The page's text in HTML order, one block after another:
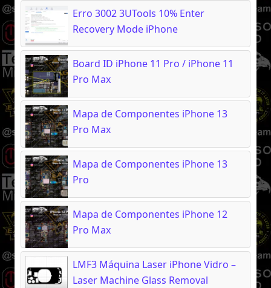
Erro 3002 3UTools 10% Enter
Recovery Mode iPhone
Board ID iPhone 11 Pro / iPhone 11
Pro Max
Mapa de Componentes iPhone 13
Pro Max
Mapa de Componentes iPhone 13
Pro
Mapa de Componentes iPhone 12
Pro Max
LMF3 Máquina Laser iPhone Vidro –
Laser Machine Glass Removal